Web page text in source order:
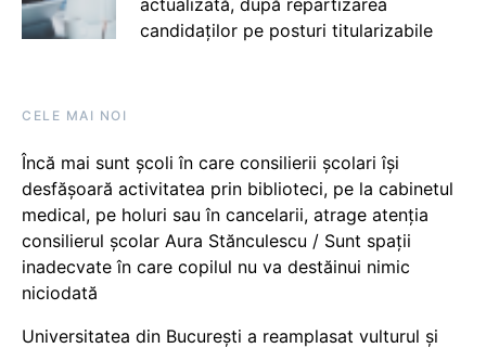
candidaților pe posturi titularizabile
CELE MAI NOI
Încă mai sunt școli în care consilierii școlari își
desfășoară activitatea prin biblioteci, pe la cabinetul
medical, pe holuri sau în cancelarii, atrage atenția
consilierul școlar Aura Stănculescu / Sunt spații
inadecvate în care copilul nu va destăinui nimic
niciodată
Universitatea din București a reamplasat vulturul și